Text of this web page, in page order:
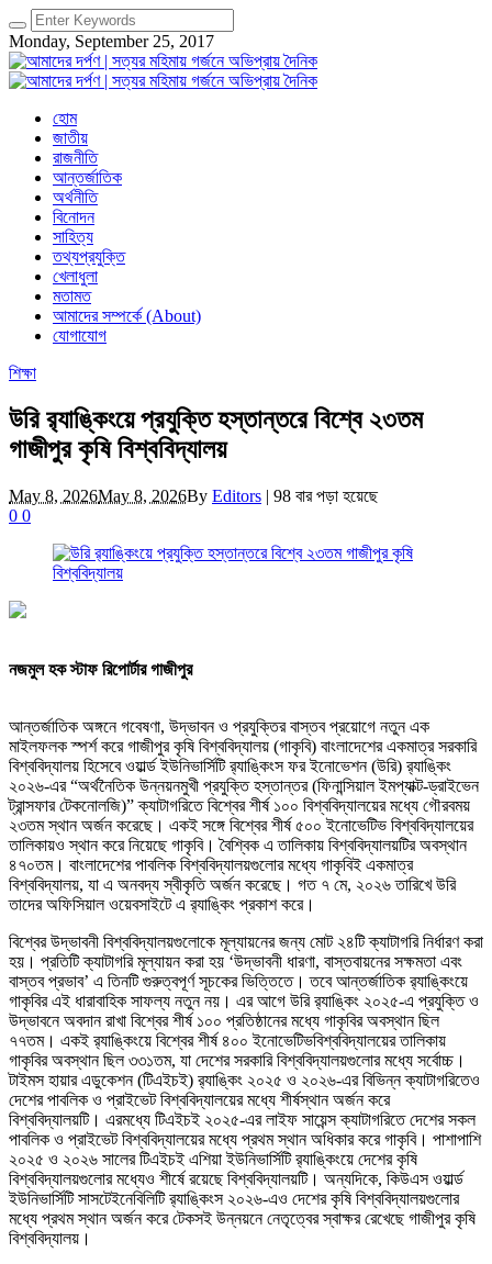
Monday, September 25, 2017
হোম
জাতীয়
রাজনীতি
আন্তর্জাতিক
অর্থনীতি
বিনোদন
সাহিত্য
তথ্যপ্রযুক্তি
খেলাধুলা
মতামত
আমাদের সম্পর্কে (About)
যোগাযোগ
শিক্ষা
উরি র‍্যাঙ্কিংয়ে প্রযুক্তি হস্তান্তরে বিশ্বে ২৩তম
গাজীপুর কৃষি বিশ্ববিদ্যালয়
May 8, 2026May 8, 2026By Editors | 98 বার পড়া হয়েছে
0 0
নজমুল হক স্টাফ রিপোর্টার গাজীপুর
আন্তর্জাতিক অঙ্গনে গবেষণা, উদ্ভাবন ও প্রযুক্তির বাস্তব প্রয়োগে নতুন এক
মাইলফলক স্পর্শ করে গাজীপুর কৃষি বিশ্ববিদ্যালয় (গাকৃবি) বাংলাদেশের একমাত্র সরকারি
বিশ্ববিদ্যালয় হিসেবে ওয়ার্ল্ড ইউনিভার্সিটি র‍্যাঙ্কিংস ফর ইনোভেশন (উরি) র‍্যাঙ্কিং
২০২৬-এর “অর্থনৈতিক উন্নয়নমুখী প্রযুক্তি হস্তান্তর (ফিনান্সিয়াল ইমপ্যাক্ট-ড্রাইভেন
ট্রান্সফার টেকনোলজি)” ক্যাটাগরিতে বিশ্বের শীর্ষ ১০০ বিশ্ববিদ্যালয়ের মধ্যে গৌরবময়
২৩তম স্থান অর্জন করেছে। একই সঙ্গে বিশ্বের শীর্ষ ৫০০ ইনোভেটিভ বিশ্ববিদ্যালয়ের
তালিকায়ও স্থান করে নিয়েছে গাকৃবি। বৈশ্বিক এ তালিকায় বিশ্ববিদ্যালয়টির অবস্থান
৪৭০তম। বাংলাদেশের পাবলিক বিশ্ববিদ্যালয়গুলোর মধ্যে গাকৃবিই একমাত্র
বিশ্ববিদ্যালয়, যা এ অনবদ্য স্বীকৃতি অর্জন করেছে। গত ৭ মে, ২০২৬ তারিখে উরি
তাদের অফিসিয়াল ওয়েবসাইটে এ র‍্যাঙ্কিং প্রকাশ করে।
বিশ্বের উদ্ভাবনী বিশ্ববিদ্যালয়গুলোকে মূল্যায়নের জন্য মোট ২৪টি ক্যাটাগরি নির্ধারণ করা
হয়। প্রতিটি ক্যাটাগরি মূল্যায়ন করা হয় ‘উদ্ভাবনী ধারণা, বাস্তবায়নের সক্ষমতা এবং
বাস্তব প্রভাব’ এ তিনটি গুরুত্বপূর্ণ সূচকের ভিত্তিতে। তবে আন্তর্জাতিক র‍্যাঙ্কিংয়ে
গাকৃবির এই ধারাবাহিক সাফল্য নতুন নয়। এর আগে উরি র‍্যাঙ্কিং ২০২৫-এ প্রযুক্তি ও
উদ্ভাবনে অবদান রাখা বিশ্বের শীর্ষ ১০০ প্রতিষ্ঠানের মধ্যে গাকৃবির অবস্থান ছিল
৭৭তম। একই র‍্যাঙ্কিংয়ে বিশ্বের শীর্ষ ৪০০ ইনোভেটিভবিশ্ববিদ্যালয়ের তালিকায়
গাকৃবির অবস্থান ছিল ৩৩১তম, যা দেশের সরকারি বিশ্ববিদ্যালয়গুলোর মধ্যে সর্বোচ্চ।
টাইমস হায়ার এডুকেশন (টিএইচই) র‍্যাঙ্কিং ২০২৫ ও ২০২৬-এর বিভিন্ন ক্যাটাগরিতেও
দেশের পাবলিক ও প্রাইভেট বিশ্ববিদ্যালয়ের মধ্যে শীর্ষস্থান অর্জন করে
বিশ্ববিদ্যালয়টি। এরমধ্যে টিএইচই ২০২৫-এর লাইফ সায়েন্স ক্যাটাগরিতে দেশের সকল
পাবলিক ও প্রাইভেট বিশ্ববিদ্যালয়ের মধ্যে প্রথম স্থান অধিকার করে গাকৃবি। পাশাপাশি
২০২৫ ও ২০২৬ সালের টিএইচই এশিয়া ইউনিভার্সিটি র‍্যাঙ্কিংয়ে দেশের কৃষি
বিশ্ববিদ্যালয়গুলোর মধ্যেও শীর্ষে রয়েছে বিশ্ববিদ্যালয়টি। অন্যদিকে, কিউএস ওয়ার্ল্ড
ইউনিভার্সিটি সাসটেইনেবিলিটি র‍্যাঙ্কিংস ২০২৬-এও দেশের কৃষি বিশ্ববিদ্যালয়গুলোর
মধ্যে প্রথম স্থান অর্জন করে টেকসই উন্নয়নে নেতৃত্বের স্বাক্ষর রেখেছে গাজীপুর কৃষি
বিশ্ববিদ্যালয়।